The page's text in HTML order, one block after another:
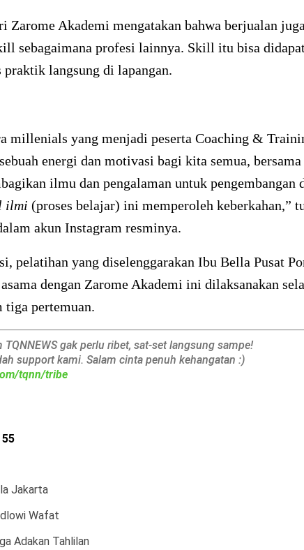
Zarome Akademi mengatakan bahwa berjualan juga
sebagaimana profesi lainnya. Skill itu bisa
praktik langsung di lapangan.
millenials yang menjadi peserta Coaching &
energi dan motivasi bagi kita semua, bersama
ilmu dan pengalaman untuk pengembangan
ilmi (proses belajar) ini memperoleh keberkahan,”
akun Instagram resminya.
pelatihan yang diselenggarakan Ibu Bella Pusat
dengan Zarome Akademi ini dilaksanakan
tiga pertemuan.
TQNNEWS gak perlu ribet, sat-set langsung sampe!
support kami. Salam cinta penuh kehangatan :)
tqnn/tribe
55
Jakarta
Wafat
Adakan Tahlilan